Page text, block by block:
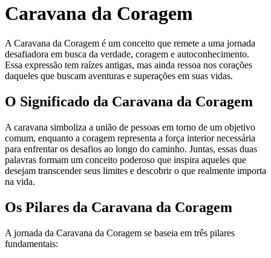
Caravana da Coragem
A Caravana da Coragem é um conceito que remete a uma jornada
desafiadora em busca da verdade, coragem e autoconhecimento.
Essa expressão tem raízes antigas, mas ainda ressoa nos corações
daqueles que buscam aventuras e superações em suas vidas.
O Significado da Caravana da Coragem
A caravana simboliza a união de pessoas em torno de um objetivo
comum, enquanto a coragem representa a força interior necessária
para enfrentar os desafios ao longo do caminho. Juntas, essas duas
palavras formam um conceito poderoso que inspira aqueles que
desejam transcender seus limites e descobrir o que realmente importa
na vida.
Os Pilares da Caravana da Coragem
A jornada da Caravana da Coragem se baseia em três pilares
fundamentais: